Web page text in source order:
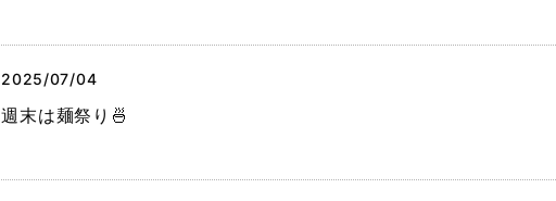
2025/07/04
週末は麺祭り🍜